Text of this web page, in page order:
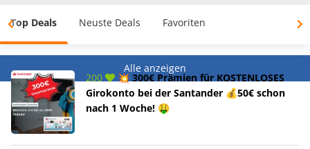
Top Deals Neuste Deals Favoriten
Alle anzeigen
200
💥 300€ Prämien für KOSTENLOSES
Girokonto bei der Santander 💰50€ schon
nach 1 Woche! 🤑